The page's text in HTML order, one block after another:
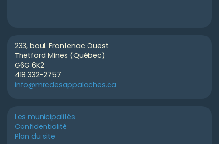
233, boul. Frontenac Ouest
Thetford Mines (Québec)
G6G 6K2
418 332-2757
info@mrcdesappalaches.ca
Les municipalités
Confidentialité
Plan du site